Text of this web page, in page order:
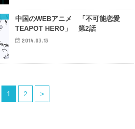
中国のWEBアニメ 「不可能恋愛
TEAPOT HERO」 第2話
2014.03.13
1 2 >